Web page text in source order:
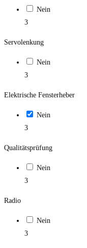
Nein
3
Servolenkung
Nein
3
Elektrische Fensterheber
Nein
3
Qualitätsprüfung
Nein
3
Radio
Nein
3